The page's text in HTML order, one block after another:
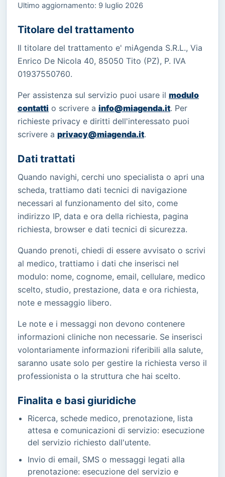
Ultimo aggiornamento: 9 luglio 2026
Titolare del trattamento
Il titolare del trattamento e' miAgenda S.R.L., Via
Enrico De Nicola 40, 85050 Tito (PZ), P. IVA
01937550760.
Per assistenza sul servizio puoi usare il modulo
contatti o scrivere a info@miagenda.it. Per
richieste privacy e diritti dell'interessato puoi
scrivere a privacy@miagenda.it.
Dati trattati
Quando navighi, cerchi uno specialista o apri una
scheda, trattiamo dati tecnici di navigazione
necessari al funzionamento del sito, come
indirizzo IP, data e ora della richiesta, pagina
richiesta, browser e dati tecnici di sicurezza.
Quando prenoti, chiedi di essere avvisato o scrivi
al medico, trattiamo i dati che inserisci nel
modulo: nome, cognome, email, cellulare, medico
scelto, studio, prestazione, data e ora richiesta,
note e messaggio libero.
Le note e i messaggi non devono contenere
informazioni cliniche non necessarie. Se inserisci
volontariamente informazioni riferibili alla salute,
saranno usate solo per gestire la richiesta verso il
professionista o la struttura che hai scelto.
Finalita e basi giuridiche
Ricerca, schede medico, prenotazione, lista
attesa e comunicazioni di servizio: esecuzione
del servizio richiesto dall'utente.
Invio di email, SMS o messaggi legati alla
prenotazione: esecuzione del servizio e